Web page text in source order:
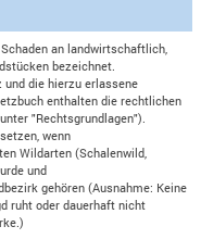
an landwirtschaftlich,
bezeichnet.
und die hierzu erlassene
enthalten die rechtlichen
"Rechtsgrundlagen").
wenn
Wildarten (Schalenwild,
und
gehören (Ausnahme: Keine
ruht oder dauerhaft nicht